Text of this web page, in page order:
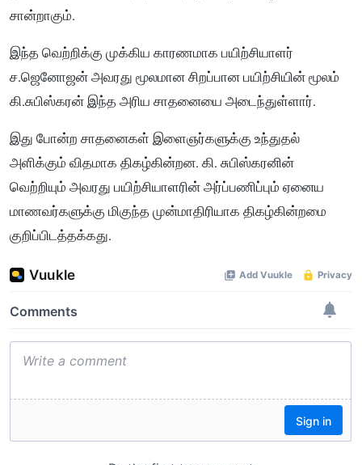
சான்றாகும்.
இந்த வெற்றிக்கு முக்கிய காரணமாக பயிற்சியாளர்
ச.ஜெனோஜன் அவரது மூலமான சிறப்பான பயிற்சியின் மூலம்
கி.சுபிஸ்கரன் இந்த அரிய சாதனையை அடைந்துள்ளார்.
இது போன்ற சாதனைகள் இளைஞர்களுக்கு உந்துதல்
அளிக்கும் விதமாக திகழ்கின்றன. கி. சுபிஸ்கரனின்
வெற்றியும் அவரது பயிற்சியாளரின் அர்ப்பணிப்பும் ஏனைய
மாணவர்களுக்கு மிகுந்த முன்மாதிரியாக திகழ்கின்றமை
குறிப்பிடத்தக்கது.